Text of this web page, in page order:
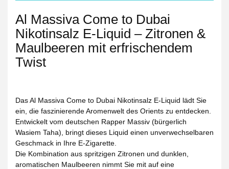
Al Massiva Come to Dubai
Nikotinsalz E-Liquid – Zitronen &
Maulbeeren mit erfrischendem
Twist
Das Al Massiva Come to Dubai Nikotinsalz E-Liquid lädt Sie
ein, die faszinierende Aromenwelt des Orients zu entdecken.
Entwickelt vom deutschen Rapper Massiv (bürgerlich
Wasiem Taha), bringt dieses Liquid einen unverwechselbaren
Geschmack in Ihre E-Zigarette.
Die Kombination aus spritzigen Zitronen und dunklen,
aromatischen Maulbeeren nimmt Sie mit auf eine